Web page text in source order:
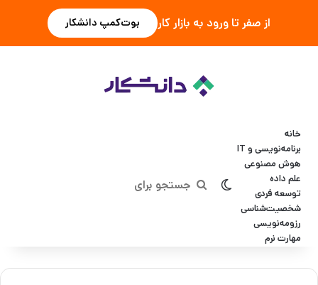
از صفر تا ورود به بازار کار بوت‌کمپ دانشکار
خانه
برنامه‌نویسی و IT
هوش مصنوعی
علم داده
توسعه فردی
شخصیت‌شناسی
رزومه‌نویسی
مهارت نرم
تغییر پوسته
جستجو